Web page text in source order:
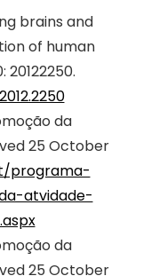
brains and
of human
20122250.
da
25 October
programa-
atvidade-
da
25 October